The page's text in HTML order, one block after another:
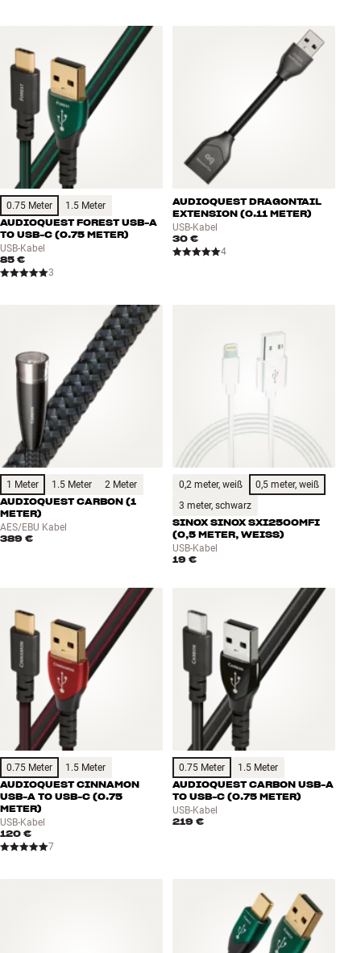
0.75 Meter 1.5 Meter
AUDIOQUEST FOREST USB-A
TO USB-C (0.75 METER)
USB-Kabel
85 €
3
AUDIOQUEST DRAGONTAIL
EXTENSION (0.11 METER)
USB-Kabel
30 €
4
1 Meter 1.5 Meter 2 Meter
AUDIOQUEST CARBON (1
METER)
AES/EBU Kabel
389 €
0,2 meter, weiß
0,5 meter, weiß
3 meter, schwarz
SINOX SINOX SXI2500MFI
(0,5 METER, WEISS)
USB-Kabel
19 €
0.75 Meter 1.5 Meter
AUDIOQUEST CINNAMON
USB-A TO USB-C (0.75
METER)
USB-Kabel
120 €
7
0.75 Meter 1.5 Meter
AUDIOQUEST CARBON USB-A
TO USB-C (0.75 METER)
USB-Kabel
219 €